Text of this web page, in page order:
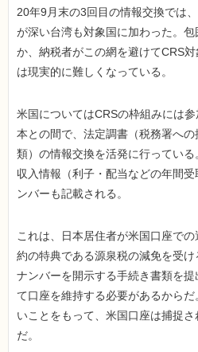
20年9月末の3回目の情報交換では
が深い台湾も対象国に加わった。
か、納税者がこの網を避けてCRS
は現実的に難しくなっている。
米国についてはCRSの枠組みには
本との間で、法定調書（税務署へ
類）の情報交換を活発に行ってい
収入情報（利子・配当などの年間
ンバーも記載される。
これは、日本居住者が米国口座で
約の特典である源泉税の減免を受
ナンバーを開示する手続き書類を
て口座を維持する必要があるから
いことをもって、米国口座は捕捉
だ。